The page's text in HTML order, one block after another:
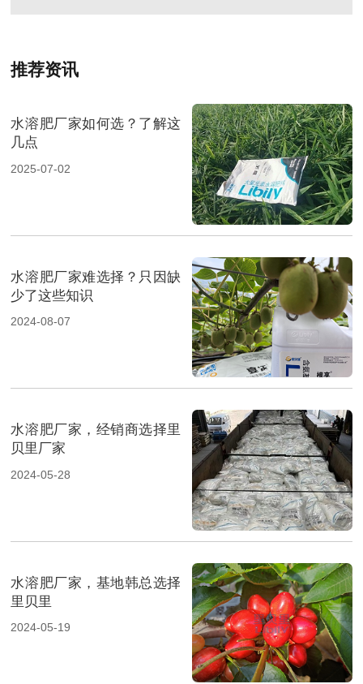
推荐资讯
水溶肥厂家如何选？了解这
几点
2025-07-02
水溶肥厂家难选择？只因缺
少了这些知识
2024-08-07
水溶肥厂家，经销商选择里
贝里厂家
2024-05-28
水溶肥厂家，基地韩总选择
里贝里
2024-05-19